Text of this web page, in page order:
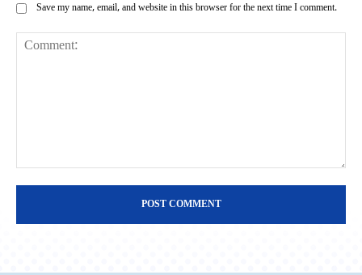
Save my name, email, and website in this browser for the next time I comment.